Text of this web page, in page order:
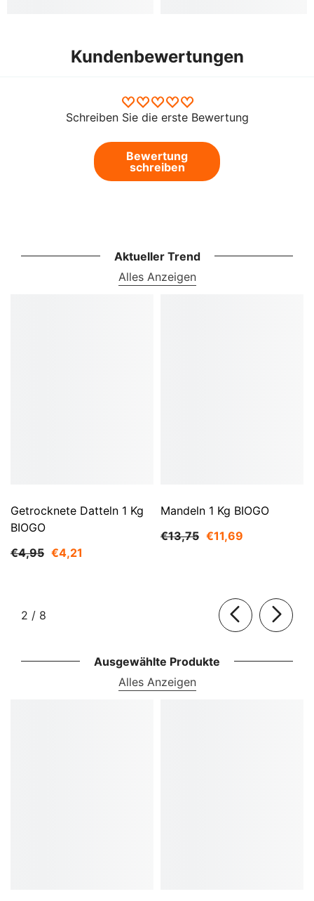
Kundenbewertungen
Schreiben Sie die erste Bewertung
Bewertung
schreiben
Aktueller Trend
Alles Anzeigen
Getrocknete Datteln 1 Kg
BIOGO
€4,95 €4,21
Mandeln 1 Kg BIOGO
€13,75 €11,69
2 / von
8
Ausgewählte Produkte
Alles Anzeigen